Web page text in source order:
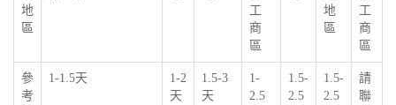
地
區
工
商
區
地
區
工
商
區
參
考
1-1.5天
1-2
天
1.5-3
天
1-
2.5
1.5-
2.5
1.5-
2.5
請
聯